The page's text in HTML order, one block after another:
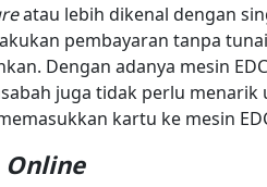
atau lebih dikenal dengan
pembayaran tanpa
Dengan adanya mesin
juga tidak perlu
kartu ke mesin
Online